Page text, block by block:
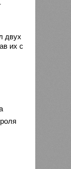
двух
их с